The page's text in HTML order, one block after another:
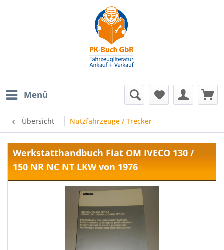
Menü
Übersicht Nutzfahrzeuge / Trecker
Werkstatthandbuch Fiat OM IVECO 130 /
150 NR NC NT LKW von 1976